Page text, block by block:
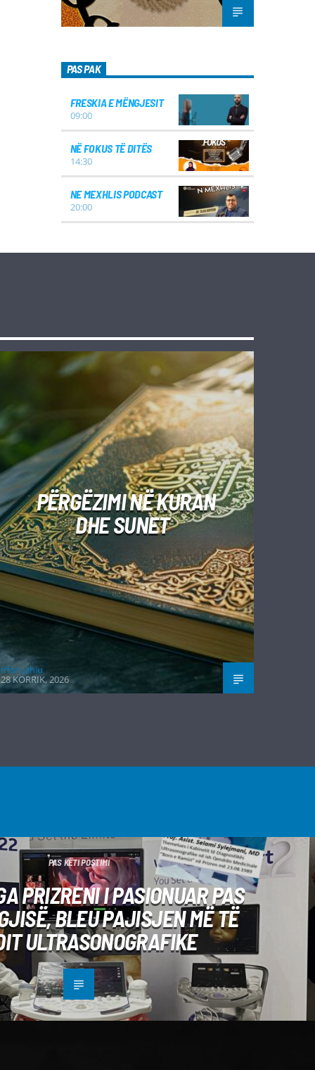
PAS PAK
FRESKIA E MËNGJESIT
09:00
NË FOKUS TË DITËS
14:30
NE MEXHLIS PODCAST
20:00
PËRGËZIMI NË KURAN
DHE SUNET
Irfan Jahiu
28 KORRIK, 2026
PAS KËTI POSTIMI
PRIZRENI I PASIONUAR PAS
BLEU PAJISJEN MË TË
ULTRASONOGRAFIKE